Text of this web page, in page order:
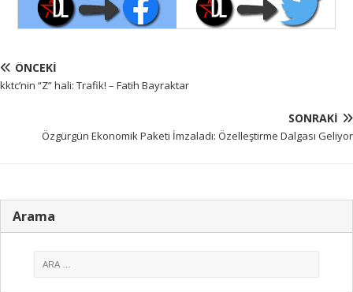
ÖNCEKI
kktc’nin “Z” hali: Trafik! – Fatih Bayraktar
SONRAKI
Özgürgün Ekonomik Paketi İmzaladı: Özelleştirme Dalgası Geliyor
Arama